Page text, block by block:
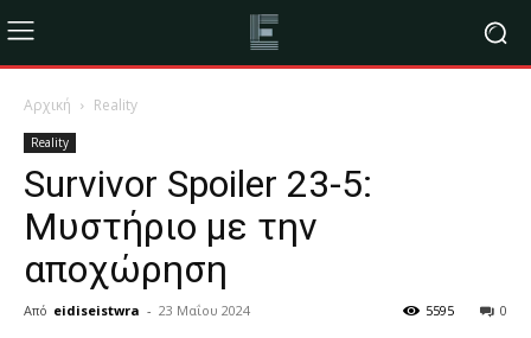
Αρχική Reality
Reality
Survivor Spoiler 23-5:
Μυστήριο με την
αποχώρηση
Από eidiseistwra - 23 Μαΐου 2024 0
5595